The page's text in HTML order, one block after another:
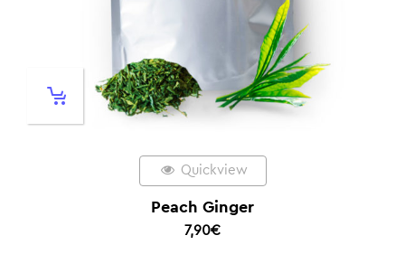
Quickview
Peach Ginger
7,90€